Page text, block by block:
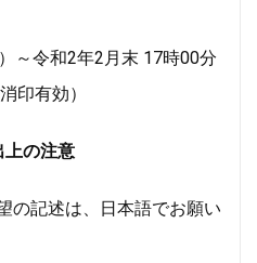
～令和2年2月末 17時00分
印有効）
上の注意
の記述は、日本語でお願い